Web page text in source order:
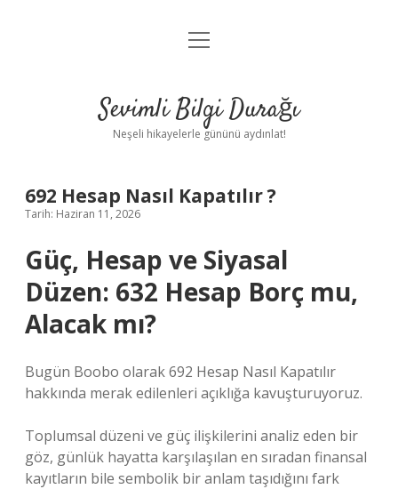
Anasayfa
Yasal Uyarı
menüyü
Sevimli Bilgi Durağı
Neşeli hikayelerle gününü aydınlat!
692 Hesap Nasıl Kapatılır ?
Tarih: Haziran 11, 2026
Güç, Hesap ve Siyasal
Düzen: 632 Hesap Borç mu,
Alacak mı?
Bugün Boobo olarak 692 Hesap Nasıl Kapatılır
hakkında merak edilenleri açıklığa kavuşturuyoruz.
Toplumsal düzeni ve güç ilişkilerini analiz eden bir
göz, günlük hayatta karşılaşılan en sıradan finansal
kayıtların bile sembolik bir anlam taşıdığını fark